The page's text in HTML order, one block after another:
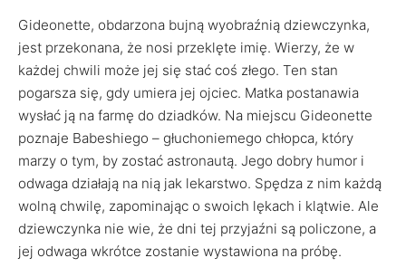
Gideonette, obdarzona bujną wyobraźnią dziewczynka,
jest przekonana, że nosi przeklęte imię. Wierzy, że w
każdej chwili może jej się stać coś złego. Ten stan
pogarsza się, gdy umiera jej ojciec. Matka postanawia
wysłać ją na farmę do dziadków. Na miejscu Gideonette
poznaje Babeshiego – głuchoniemego chłopca, który
marzy o tym, by zostać astronautą. Jego dobry humor i
odwaga działają na nią jak lekarstwo. Spędza z nim każdą
wolną chwilę, zapominając o swoich lękach i klątwie. Ale
dziewczynka nie wie, że dni tej przyjaźni są policzone, a
jej odwaga wkrótce zostanie wystawiona na próbę.